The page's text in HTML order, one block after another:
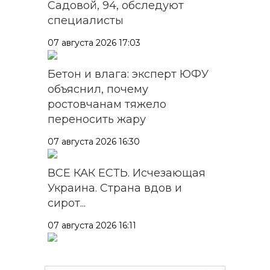
Садовой, 94, обследуют
специалисты
07 августа 2026 17:03
Бетон и влага: эксперт ЮФУ
объяснил, почему
ростовчанам тяжело
переносить жару
07 августа 2026 16:30
ВСЕ КАК ЕСТЬ. Исчезающая
Украина. Страна вдов и
сирот...
07 августа 2026 16:11